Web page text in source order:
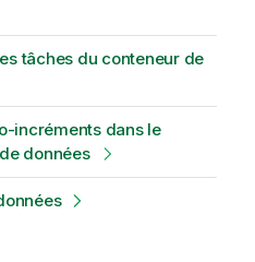
tâches du conteneur de
incréments dans le
données